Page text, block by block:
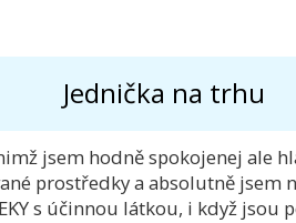
Jednička na trhu
jsem hodně spokojenej ale
prostředky a absolutně jsem
s účinnou látkou, i když jsou